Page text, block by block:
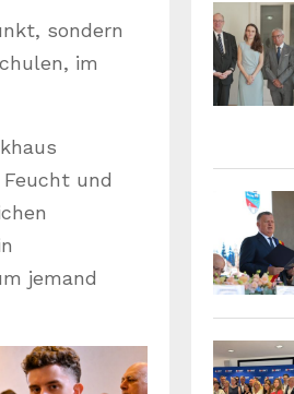
sondern
im
und
jemand